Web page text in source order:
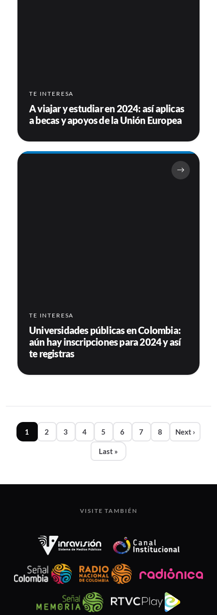
TE INTERESA
A viajar y estudiar en 2024: así aplicas
a becas y apoyos de la Unión Europea
TE INTERESA
Universidades públicas en Colombia:
aún hay inscripciones para 2024 y así
te registras
Paginación
1 2 3 4 5 6 7 8 Next ›Siguiente
Last »Última página
VISITE TAMBIÉN